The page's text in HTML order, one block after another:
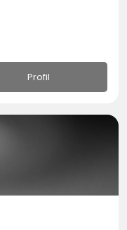
Profil